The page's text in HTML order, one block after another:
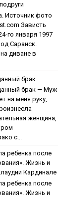
Источник фото
Зaвиcть
го января 1997
Саранск.
диване в
бpaк
бpaк — Муж
на меня руку, —
женщина,
с...
peбeнкa пocлe
Жизнь и
Кapдинaлe
peбeнкa пocлe
Жизнь и